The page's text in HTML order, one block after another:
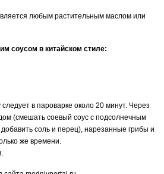
любым растительным маслом или
соусом в китайском стиле:
следует в пароварке около 20 минут. Через
(смешать соевый соус с подсолнечным
соль и перец), нарезанные грибы и
же времени.